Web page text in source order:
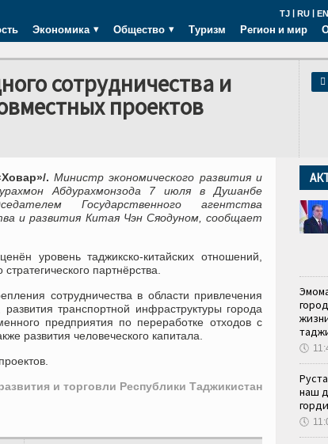
TJ | RU | EN
Экономика Общество Туризм Регион и мир

сотрудничества и
проектов
. Министр экономического развития и
Абдурахмонзода 7 июля в Душанбе
Государственного агентства
и развития Китая Чэн Сяодуном, сообщает
уровень таджикско-китайских отношений,
партнёрства.
сотрудничества в области привлечения
транспортной инфраструктуры города
предприятия по переработке отходов с
развития человеческого капитала.
и торговли Республики Таджикистан
🕔
наш
🕔